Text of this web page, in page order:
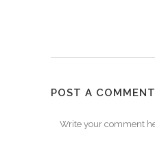
POST A COMMENT